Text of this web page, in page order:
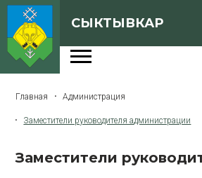
СЫКТЫВКАР
О Сыктывкаре
Главная Администрация
Заместители руководителя администрации
Заместители